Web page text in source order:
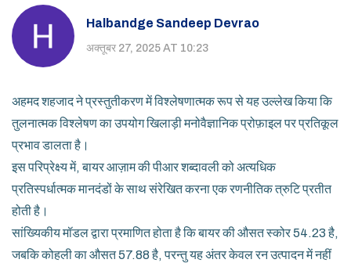
Halbandge Sandeep Devrao
अक्तूबर 27, 2025 AT 10:23
अहमद शहजाद ने प्रस्तुतीकरण में विश्लेषणात्मक रूप से यह उल्लेख किया कि
तुलनात्मक विश्लेषण का उपयोग खिलाड़ी मनोवैज्ञानिक प्रोफ़ाइल पर प्रतिकूल
प्रभाव डालता है।
इस परिप्रेक्ष्य में, बायर आज़ाम की पीआर शब्दावली को अत्यधिक
प्रतिस्पर्धात्मक मानदंडों के साथ संरेखित करना एक रणनीतिक त्रुटि प्रतीत
होती है।
सांख्यिकीय मॉडल द्वारा प्रमाणित होता है कि बायर की औसत स्कोर 54.23 है,
जबकि कोहली का औसत 57.88 है, परन्तु यह अंतर केवल रन उत्पादन में नहीं